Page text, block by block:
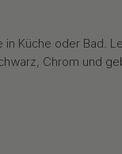
Küche oder Bad.
Chrom und